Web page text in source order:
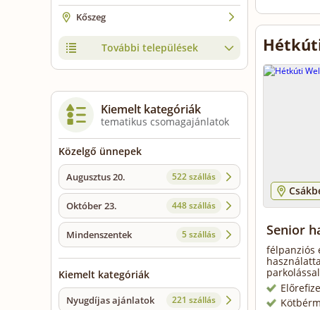
Kőszeg
További települések
Kiemelt kategóriák
tematikus csomagajánlatok
Közelgő ünnepek
Augusztus 20. 522 szállás
Október 23. 448 szállás
Mindenszentek 5 szállás
Kiemelt kategóriák
Nyugdíjas ajánlatok 221 szállás
Senior
félpanziós
parkolással